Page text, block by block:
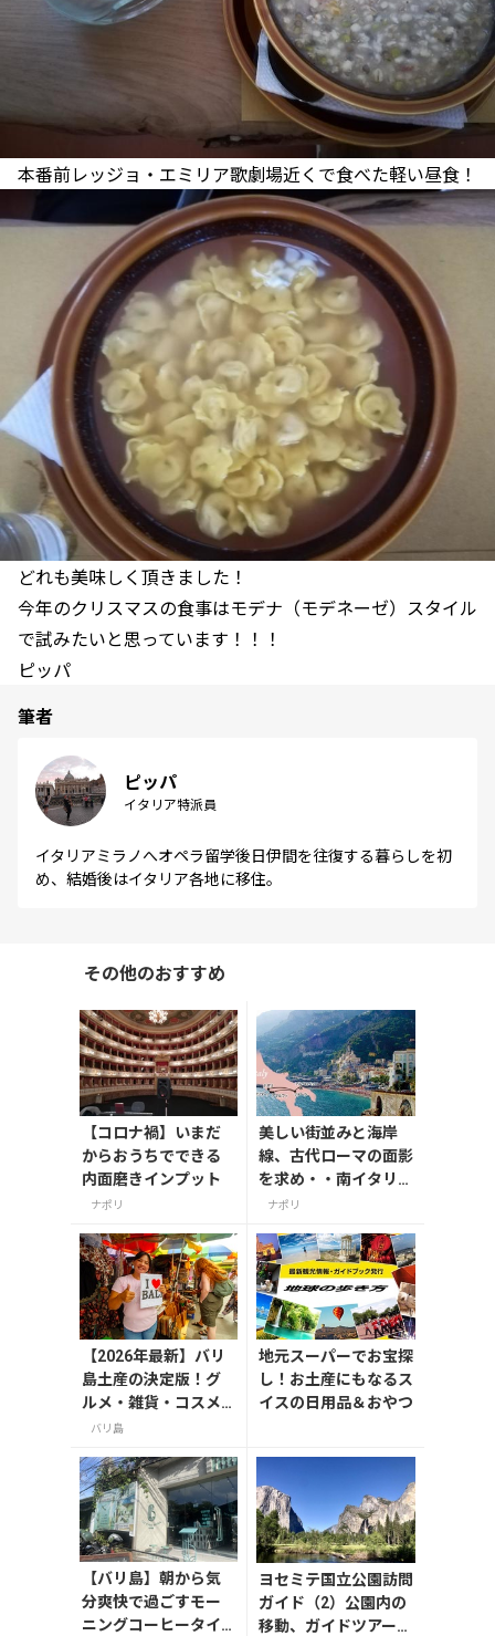
本番前レッジョ・エミリア歌劇場近くで食べた軽い昼食！
どれも美味しく頂きました！
今年のクリスマスの食事はモデナ（モデネーゼ）スタイル
で試みたいと思っています！！！
ピッパ
筆者
ピッパ
イタリア特派員
イタリアミラノへオペラ留学後日伊間を往復する暮らしを初
め、結婚後はイタリア各地に移住。
その他のおすすめ
【コロナ禍】いまだ
からおうちでできる
内面磨きインプット
ナポリ
美しい街並みと海岸
線、古代ローマの面影
を求め・・南イタリア
旅行で外せない観光ス
ナポリ
【2026年最新】バリ
島土産の決定版！グ
ルメ・雑貨・コスメ
のおすすめ20選
バリ島
地元スーパーでお宝探
し！お土産にもなるス
イスの日用品＆おやつ
【バリ島】朝から気
分爽快で過ごすモー
ニングコーヒータイ
ヨセミテ国立公園訪問
ガイド（2）公園内の
移動、ガイドツアー